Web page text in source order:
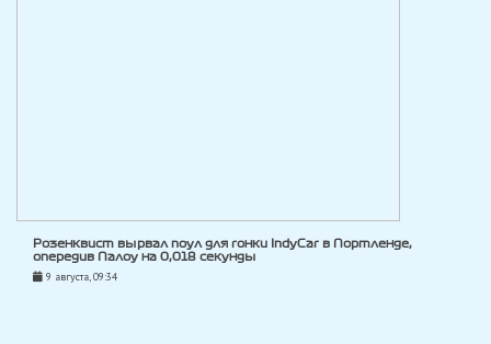
Розенквист вырвал поул для гонки IndyCar в Портленде,
опередив Палоу на 0,018 секунды
9 августа, 09:34